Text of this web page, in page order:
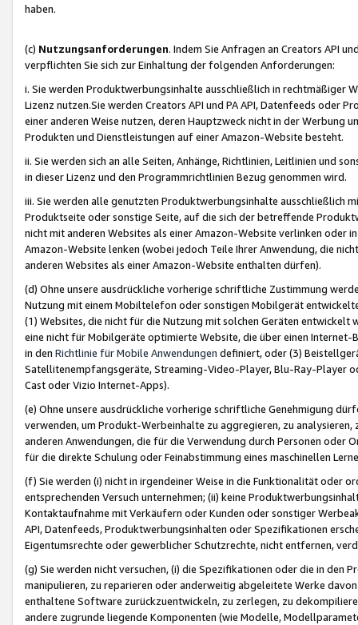
haben.
(c) Nutzungsanforderungen. Indem Sie Anfragen an Creators API
verpflichten Sie sich zur Einhaltung der folgenden Anforderungen:
i. Sie werden Produktwerbungsinhalte ausschließlich in rechtmäßiger
Lizenz nutzen.Sie werden Creators API und PA API, Datenfeeds oder
einer anderen Weise nutzen, deren Hauptzweck nicht in der Werbung
Produkten und Dienstleistungen auf einer Amazon-Website besteht.
ii. Sie werden sich an alle Seiten, Anhänge, Richtlinien, Leitlinien und
in dieser Lizenz und den Programmrichtlinien Bezug genommen wird.
iii. Sie werden alle genutzten Produktwerbungsinhalte ausschließlich
Produktseite oder sonstige Seite, auf die sich der betreffende
nicht mit anderen Websites als einer Amazon-Website verlinken oder
Amazon-Website lenken (wobei jedoch Teile Ihrer Anwendung, die
anderen Websites als einer Amazon-Website enthalten dürfen).
(d) Ohne unsere ausdrückliche vorherige schriftliche Zustimmung
Nutzung mit einem Mobiltelefon oder sonstigen Mobilgerät
(1) Websites, die nicht für die Nutzung mit solchen Geräten
eine nicht für Mobilgeräte optimierte Website, die über einen
in den Richtlinie für Mobile Anwendungen definiert, oder (3)
Satellitenempfangsgeräte, Streaming-Video-Player, Blu-Ray-Player
Cast oder Vizio Internet-Apps).
(e) Ohne unsere ausdrückliche vorherige schriftliche Genehmigung
verwenden, um Produkt-Werbeinhalte zu aggregieren, zu
anderen Anwendungen, die für die Verwendung durch Personen
für die direkte Schulung oder Feinabstimmung eines maschinellen
(f) Sie werden (i) nicht in irgendeiner Weise in die Funktionalität oder
entsprechenden Versuch unternehmen; (ii) keine
Kontaktaufnahme mit Verkäufern oder Kunden oder sonstiger
API, Datenfeeds, Produktwerbungsinhalten oder Spezifikationen
Eigentumsrechte oder gewerblicher Schutzrechte, nicht entfernen,
(g) Sie werden nicht versuchen, (i) die Spezifikationen oder die in
manipulieren, zu reparieren oder anderweitig abgeleitete Werke
enthaltene Software zurückzuentwickeln, zu zerlegen, zu
andere zugrunde liegende Komponenten (wie Modelle,